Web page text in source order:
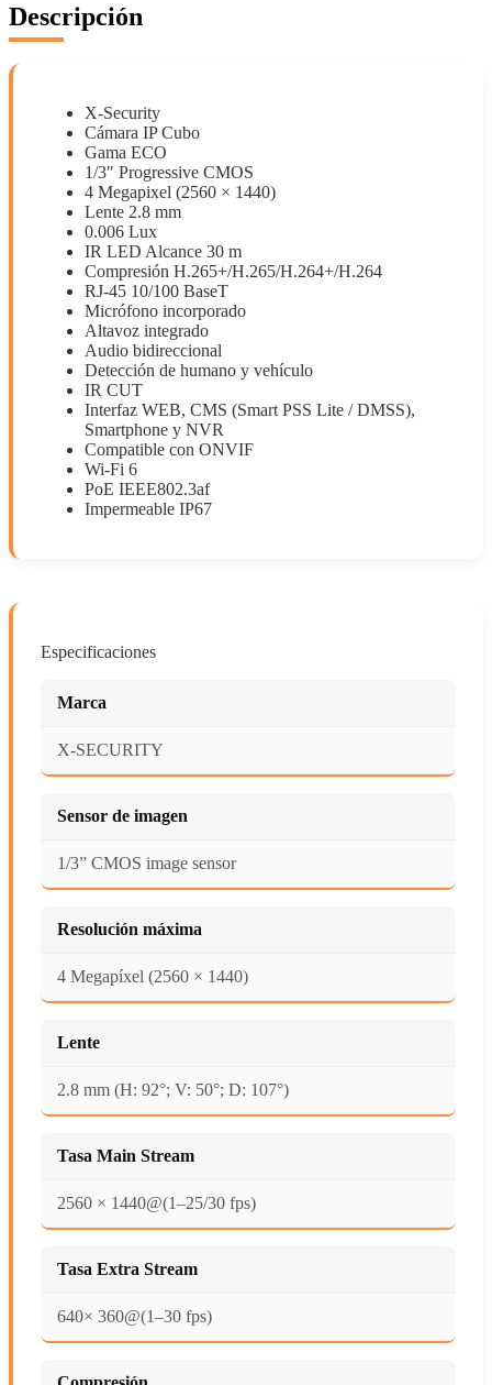
Descripción
X-Security
Cámara IP Cubo
Gama ECO
1/3″ Progressive CMOS
4 Megapixel (2560 × 1440)
Lente 2.8 mm
0.006 Lux
IR LED Alcance 30 m
Compresión H.265+/H.265/H.264+/H.264
RJ-45 10/100 BaseT
Micrófono incorporado
Altavoz integrado
Audio bidireccional
Detección de humano y vehículo
IR CUT
Interfaz WEB, CMS (Smart PSS Lite / DMSS),
Smartphone y NVR
Compatible con ONVIF
Wi-Fi 6
PoE IEEE802.3af
Impermeable IP67
Especificaciones
Marca
X-SECURITY
Sensor de imagen
1/3” CMOS image sensor
Resolución máxima
4 Megapíxel (2560 × 1440)
Lente
2.8 mm (H: 92°; V: 50°; D: 107°)
Tasa Main Stream
2560 × 1440@(1–25/30 fps)
Tasa Extra Stream
640× 360@(1–30 fps)